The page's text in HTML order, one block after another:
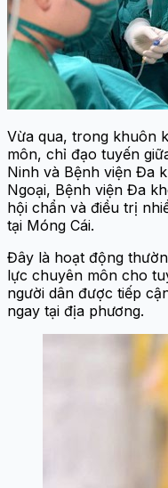
Vừa qua, trong khuôn
môn, chỉ đạo tuyến
Ninh và Bệnh viện Đa
Ngoại, Bệnh viện Đa
hội chẩn và điều trị
tại Móng Cái.
Đây là hoạt động
lực chuyên môn cho
người dân được tiếp
ngay tại địa phương.